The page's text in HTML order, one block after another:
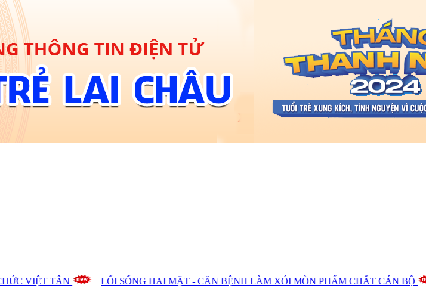
LỐI SỐNG HAI MẶT - CĂN BỆNH LÀM XÓI MÒN PHẨM CHẤT CÁN BỘ ĐỪNG